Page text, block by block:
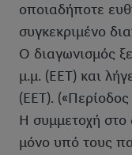
οποιαδήποτε
συγκεκριμένο
Ο διαγωνισμός
μ.μ. (EET) και
(EET).
Η συμμετοχή στο
μόνο υπό τους